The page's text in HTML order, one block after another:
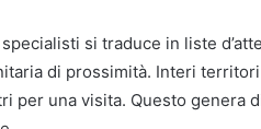
si traduce in liste
di prossimità. Interi
per una visita. Questo genera